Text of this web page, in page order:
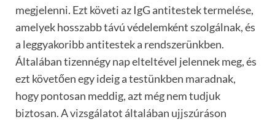
megjelenni. Ezt követi az IgG antitestek termelése,
amelyek hosszabb távú védelemként szolgálnak, és
a leggyakoribb antitestek a rendszerünkben.
Általában tizennégy nap elteltével jelennek meg, és
ezt követően egy ideig a testünkben maradnak,
hogy pontosan meddig, azt még nem tudjuk
biztosan. A vizsgálatot általában ujjszúráson